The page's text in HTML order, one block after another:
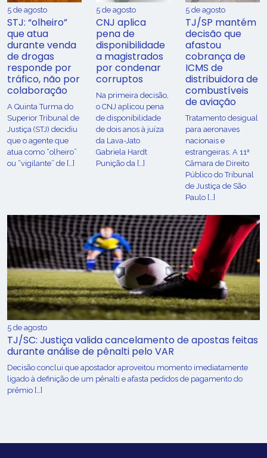
5 de agosto
STJ: “olheiro”
que atua
durante venda
de drogas
responde por
tráfico, não por
colaboração
A Quinta Turma do
Superior Tribunal de
Justiça (STJ) decidiu
que o agente que
atua como “olheiro”
ou “vigilante” de […]
5 de agosto
CNJ aplica
pena de
disponibilidade
a magistrados
por condenar
corruptos
Na primeira decisão,
o CNJ aplicou pena
de disponibilidade
de dois anos à juíza
da Lava-Jato
Gabriela Hardt
Punição da […]
5 de agosto
TJ/SP mantém
decisão que
afastou
cobrança de
ICMS de
distribuidora de
combustíveis
de aviação
Tratamento desigual
para aeronaves
nacionais e
estrangeiras. A 11ª
Câmara de Direito
Público do Tribunal
de Justiça de São
Paulo […]
5 de agosto
TJ/SC: Justiça valida cancelamento de apostas feitas
durante análise de pênalti pelo VAR
Decisão conclui que apostador aproveitou momento imediatamente
ligado à definição de um pênalti e afasta pedidos de pagamento do
prêmio […]